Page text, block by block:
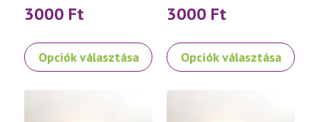
3000 Ft
Opciók választása
Ennek
a
3000 Ft
Opciók választása
Ennek
a